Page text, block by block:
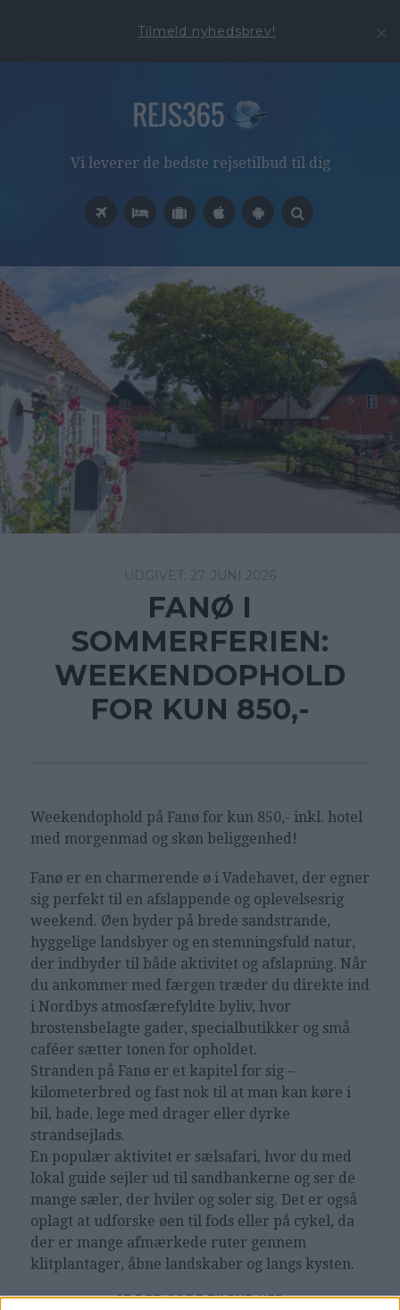
Tilmeld nyhedsbrev!
Vi leverer de bedste rejsetilbud til dig
27. JUNI 2026
FANØ I
SOMMERFERIEN:
WEEKENDOPHOLD
FOR KUN 850,-
Weekendophold på Fanøfor kun 850,- inkl. hotel
med morgenmad og skøn beliggenhed!
Fanø er en charmerende ø i Vadehavet, der egner
sig perfekt til en afslappende og oplevelsesrig
weekend. Øen byder på brede sandstrande,
hyggelige landsbyer og en stemningsfuld natur,
der indbyder til både aktivitet og afslapning. Når
du ankommer med færgen træder du direkte ind
i Nordbys atmosfærefyldte byliv, hvor
brostensbelagte gader, specialbutikker og små
caféer sætter tonen for opholdet.
Stranden på Fanø er et kapitel for sig –
kilometerbred og fast nok til at man kan køre i
bil, bade, lege med drager eller dyrke
strandsejlads.
En populær aktivitet er sælsafari, hvor du med
lokal guide sejler ud til sandbankerne og ser de
mange sæler, der hviler og soler sig. Det er også
oplagt at udforske øen til fods eller på cykel, da
der er mange afmærkede ruter gennem
klitplantager, åbne landskaber og langs kysten.
SE DET GODE TILBUD HER